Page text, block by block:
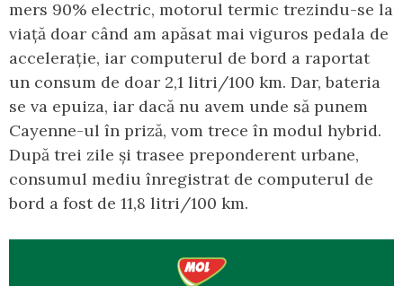
mers 90% electric, motorul termic trezindu-se la
viață doar când am apăsat mai viguros pedala de
accelerație, iar computerul de bord a raportat
un consum de doar 2,1 litri/100 km. Dar, bateria
se va epuiza, iar dacă nu avem unde să punem
Cayenne-ul în priză, vom trece în modul hybrid.
După trei zile și trasee preponderent urbane,
consumul mediu înregistrat de computerul de
bord a fost de 11,8 litri/100 km.